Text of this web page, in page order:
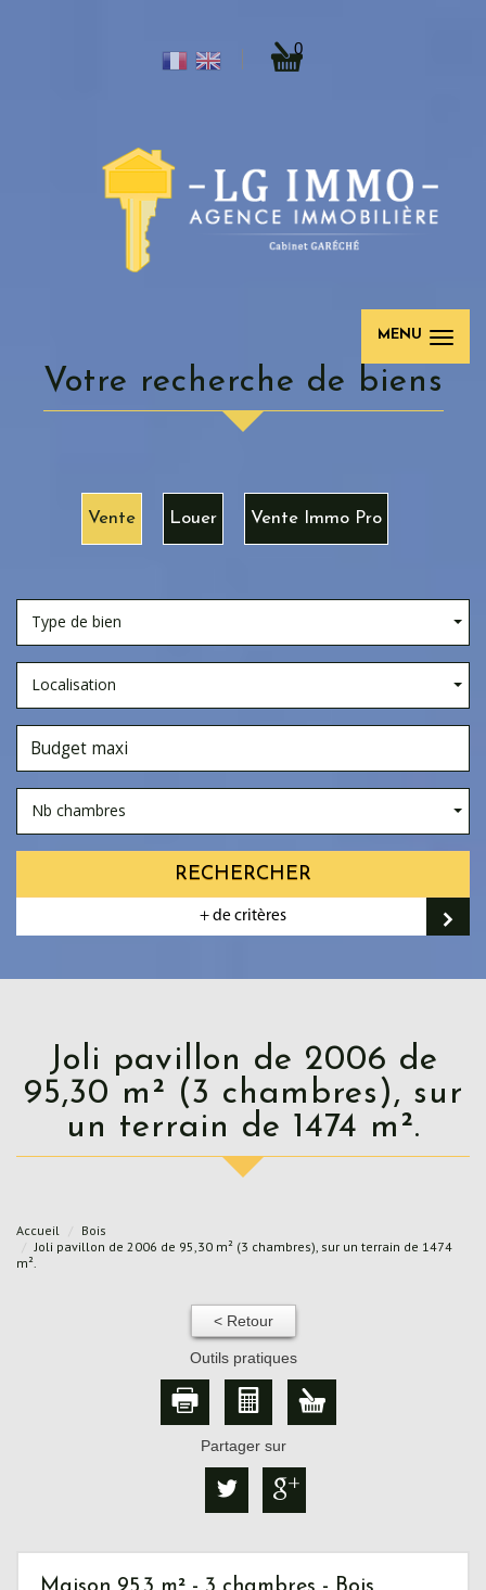
0
MENU
votre recherche de biens
Vente Louer Vente Immo Pro
Type de bien
Localisation
Nb chambres
RECHERCHER
+ de critères
Joli pavillon de 2006 de
95,30 m² (3 chambres), sur
un terrain de 1474 m².
Accueil
Bois
Joli pavillon de 2006 de 95,30 m² (3 chambres), sur un terrain de 1474
m².
< Retour
Outils pratiques
Partager sur